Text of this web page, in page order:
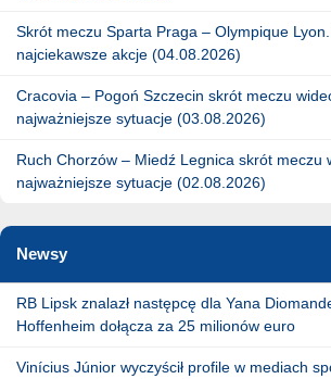
Skrót meczu Sparta Praga – Olympique
najciekawsze akcje (04.08.2026)
Cracovia – Pogoń Szczecin skrót meczu
najważniejsze sytuacje (03.08.2026)
Ruch Chorzów – Miedź Legnica skrót meczu
najważniejsze sytuacje (02.08.2026)
Newsy
RB Lipsk znalazł następcę dla Yana
Hoffenheim dołącza za 25 milionów euro
Vinícius Júnior wyczyścił profile w mediach